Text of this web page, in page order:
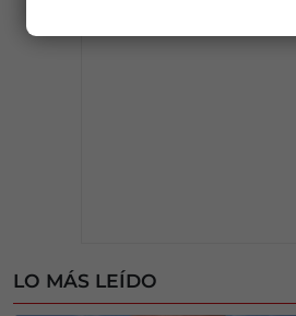
LO MÁS LEÍDO